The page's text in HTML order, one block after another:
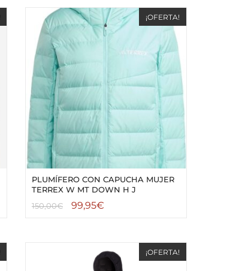
¡OFERTA!
PLUMÍFERO CON CAPUCHA MUJER
TERREX W MT DOWN H J
150,00€ 99,95€
¡OFERTA!